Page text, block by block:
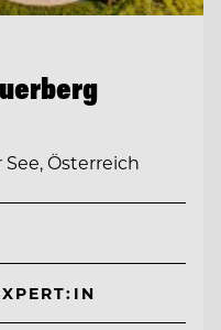
See, Österreich